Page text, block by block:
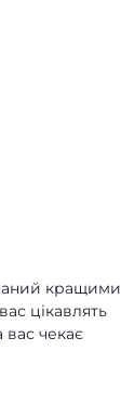
кращими
цікавлять
чекає